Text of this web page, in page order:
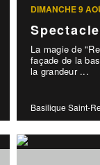
DIMANCHE 9
La magie de
façade de la
la grandeur ...
Basilique Saint-